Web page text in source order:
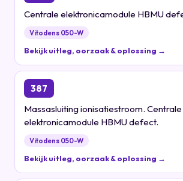
Centrale elektronicamodule HBMU
Vitodens 050-W
Bekijk uitleg, oorzaak & oplossing →
387
Massasluiting ionisatiestroom. Centrale
elektronicamodule HBMU defect.
Vitodens 050-W
Bekijk uitleg, oorzaak & oplossing →